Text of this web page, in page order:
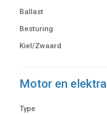
Ballast
Besturing
Kiel/Zwaard
Motor en elektra
Type